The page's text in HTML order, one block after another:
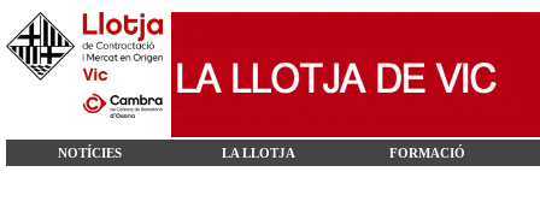
NOTÍCIES LA LLOTJA FORMACIÓ